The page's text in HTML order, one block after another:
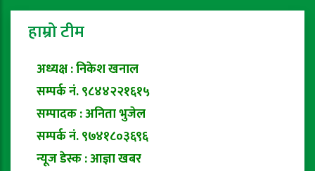
हाम्रो टीम
अध्यक्ष : निकेश खनाल
सम्पर्क नं. ९८४४२२१६१५
सम्पादक : अनिता भुजेल
सम्पर्क नं. ९७४१८०३६९६
न्यूज डेस्क : आज्ञा खबर